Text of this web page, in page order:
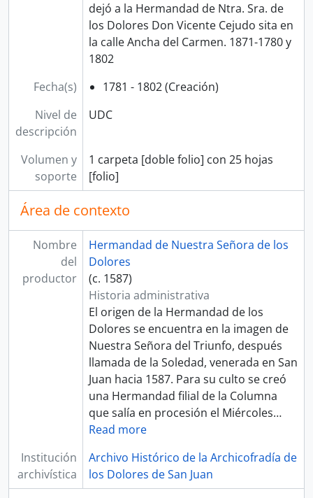
dejó a la Hermandad de Ntra. Sra. de
los Dolores Don Vicente Cejudo sita en
la calle Ancha del Carmen. 1871-1780 y
1802
Fecha(s)
1781 - 1802 (Creación)
Nivel de
descripción
UDC
Volumen y
soporte
1 carpeta [doble folio] con 25 hojas
[folio]
Área de contexto
Nombre
del
productor
Hermandad de Nuestra Señora de los
Dolores
(c. 1587)
Historia administrativa
El origen de la Hermandad de los
Dolores se encuentra en la imagen de
Nuestra Señora del Triunfo, después
llamada de la Soledad, venerada en San
Juan hacia 1587. Para su culto se creó
una Hermandad filial de la Columna
que salía en procesión el Miércoles…
Read more
Institución
archivística
Archivo Histórico de la Archicofradía de
los Dolores de San Juan